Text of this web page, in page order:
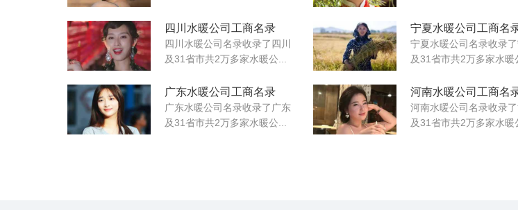
四川水暖公司工商名录
四川水暖公司名录收录了四川
及31省市共2万多家水暖公...
宁夏水暖公司工商名
宁夏水暖公司名录收录
及31省市共2万多家水暖
广东水暖公司工商名录
广东水暖公司名录收录了广东
及31省市共2万多家水暖公...
河南水暖公司工商名
河南水暖公司名录收录
及31省市共2万多家水暖